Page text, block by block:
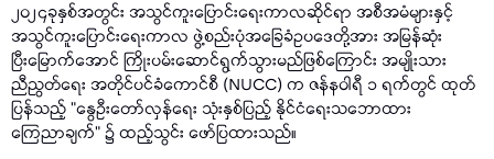
၂၀၂၄ခုနှစ်အတွင်း အသွင်ကူးပြောင်းရေးကာလဆိုင်ရာ အစီအမံများနှင့်
အသွင်ကူးပြောင်းရေးကာလ ဖွဲ့စည်းပုံအခြေခံဥပဒေတို့အား အမြန်ဆုံး
ပြီးမြောက်အောင် ကြိုးပမ်းဆောင်ရွက်သွားမည်ဖြစ်ကြောင်း အမျိုးသား
ညီညွတ်ရေး အတိုင်ပင်ခံကောင်စီ (NUCC) က ဇန်နဝါရီ ၁ ရက်တွင် ထုတ်
ပြန်သည့် "နွေဦးတော်လှန်ရေး သုံးနှစ်ပြည့် နိုင်ငံရေးသဘောထား
ကြေညာချက်" ၌ ထည့်သွင်း ဖော်ပြထားသည်။